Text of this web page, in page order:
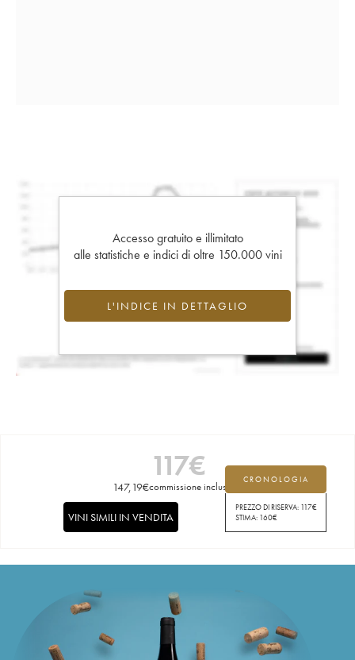
Accesso gratuito e illimitato
alle statistiche e indici di oltre 150.000 vini
L'INDICE IN DETTAGLIO
117€
147,19€commissione inclusa
CRONOLOGIA
PREZZO DI RISERVA: 117€
STIMA: 160€
VINI SIMILI IN VENDITA